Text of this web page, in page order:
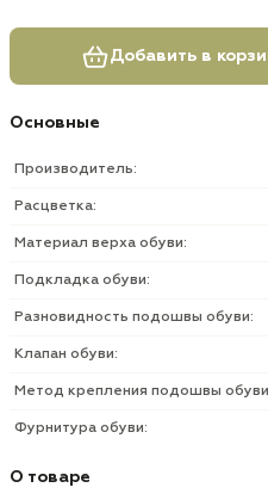
Добавить в
Основные
Производитель:
Расцветка:
Материал верха обуви:
Подкладка обуви:
Разновидность подошвы обуви:
Клапан обуви:
Метод крепления подошвы
Фурнитура обуви:
О товаре